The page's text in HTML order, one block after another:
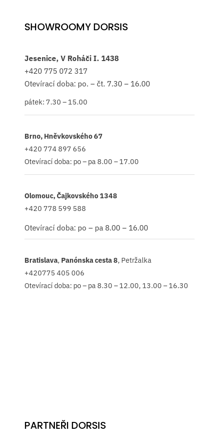
SHOWROOMY DORSIS
Jesenice, V Roháči I. 1438
+420 775 072 317
Otevírací doba: po. – čt. 7.30 – 16.00
pátek: 7.30 – 15.00
Brno, Hněvkovského 67
+420 774 897 656
Otevírací doba: po – pa 8.00 – 17.00
Olomouc, Čajkovského 1348
+420 778 599 588
Otevírací doba: po – pa 8.00 – 16.00
Bratislava, Panónska cesta 8, Petržalka
+420775 405 006
Otevírací doba: po – pa 8.30 – 12.00, 13.00 – 16.30
PARTNEŘI DORSIS